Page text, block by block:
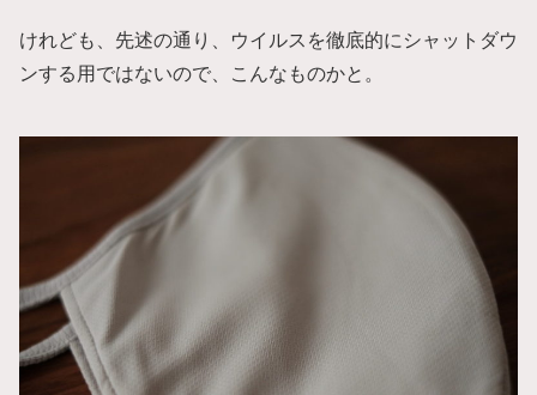
けれども、先述の通り、ウイルスを徹底的にシャットダウ
ンする用ではないので、こんなものかと。